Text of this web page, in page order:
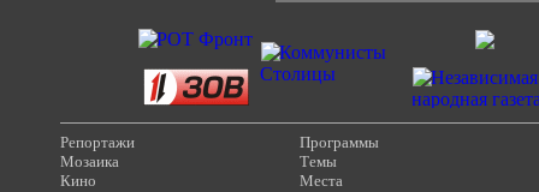
Репортажи
Мозаика
Кино
Программы
Темы
Места